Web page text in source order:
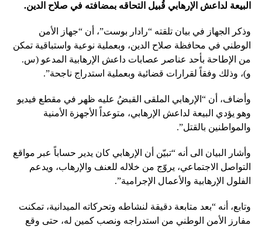
البيعة لداعش الإرهابي قُبيل التحاقه بمضافته في صلاح الدين.
وذكر الجهاز في بيان تلقته “رادار بوست”، أن “جهاز الأمن
الوطني في محافظة صلاح الدين، وبعملية نوعية واستباقية تمكن
من الإطاحة بأحد عناصر عصابات داعش الإرهابية المدعو (س.
و)، وذلك وفقاً لقرارات قضائية وبعملية استدراج ناجحة”.
وأضاف، أن “الإرهابي الملقى القبضُ عليه ظهر في مقطع فيديو
وهو يؤدي البيعة لداعش الإرهابي، متوعداً الأجهزة الأمنية
والمواطنين بالقتل”.
وأشار البيان الى أنه “تبيّن أن الإرهابي كان يدير حساباً عبر مواقع
التواصل الاجتماعي، يروّج من خلاله للعنف والإرهاب، ويدعم
الفلول الإرهابية والأعمال الإجرامية”.
وتابع، أنه “بعد متابعة دقيقة لنشاطه وتحركاته الميدانية، تمكنت
مفارز الأمن الوطني من استدراجه ونصب كمين له، حتى وقع